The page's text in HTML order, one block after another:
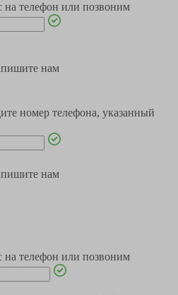
телефон или позвоним
нам
номер телефона, указанный
нам
телефон или позвоним